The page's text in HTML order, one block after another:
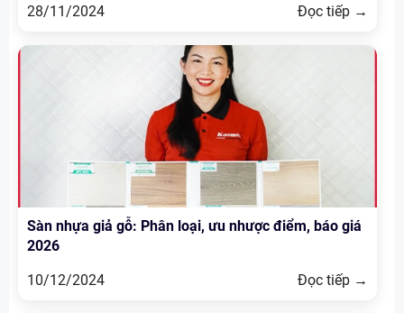
28/11/2024
Đọc tiếp →
Sàn nhựa giả gỗ: Phân loại, ưu nhược điểm, báo giá
2026
10/12/2024
Đọc tiếp →